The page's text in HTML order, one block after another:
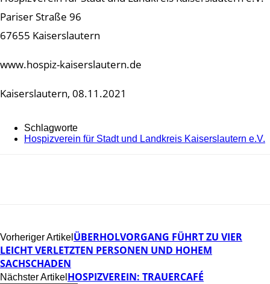
Pariser Straße 96
67655 Kaiserslautern
www.hospiz-kaiserslautern.de
Kaiserslautern, 08.11.2021
Schlagworte
Hospizverein für Stadt und Landkreis Kaiserslautern e.V.
Vorheriger Artikel ÜBERHOLVORGANG FÜHRT ZU VIER
LEICHT VERLETZTEN PERSONEN UND HOHEM
SACHSCHADEN
Nächster Artikel HOSPIZVEREIN: TRAUERCAFÉ